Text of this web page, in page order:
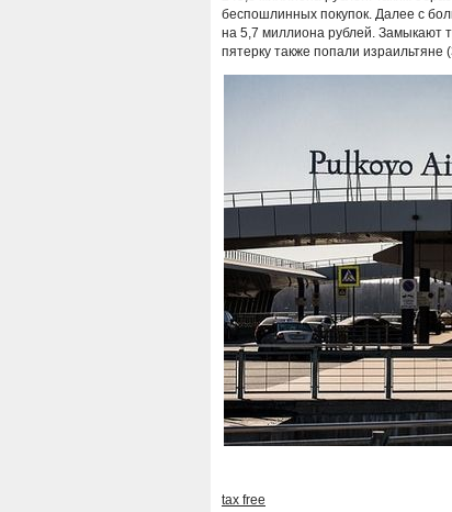
беспошлинных покупок. Далее с
на 5,7 миллиона рублей. Замыкают
пятерку также попали
tax free